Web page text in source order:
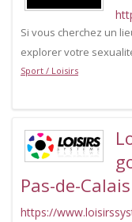
Si vous cherchez un
explorer votre
Sport / Loisirs
Pas-de-Calais
https://